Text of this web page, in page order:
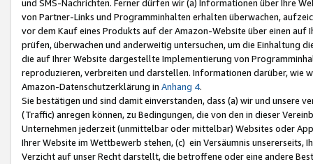
und SMS-Nachrichten. Ferner dürfen wir (a) Informationen über Ihre
von Partner-Links und Programminhalten erhalten überwachen,
vor dem Kauf eines Produkts auf der Amazon-Website über einen
prüfen, überwachen und anderweitig untersuchen, um die Einhaltung
die auf Ihrer Website dargestellte Implementierung von
reproduzieren, verbreiten und darstellen. Informationen darüber, wie
Amazon-Datenschutzerklärung in Anhang 4.
Sie bestätigen und sind damit einverstanden, dass (a) wir und
(Traffic) anregen können, zu Bedingungen, die von den in dieser
Unternehmen jederzeit (unmittelbar oder mittelbar) Websites oder
Ihrer Website im Wettbewerb stehen, (c) ein Versäumnis unsererseits,
Verzicht auf unser Recht darstellt, die betroffene oder eine andere